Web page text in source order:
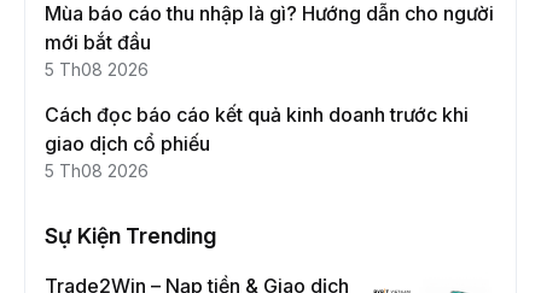
Mùa báo cáo thu nhập là gì? Hướng dẫn cho người
mới bắt đầu
5 Th08 2026
Cách đọc báo cáo kết quả kinh doanh trước khi
giao dịch cổ phiếu
5 Th08 2026
Sự Kiện Trending
Trade2Win – Nạp tiền & Giao dịch